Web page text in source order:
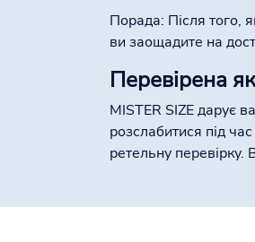
Порада: Після того,
ви заощадите на
Перевірена
MISTER SIZE дарує
розслабитися під
ретельну перевірку.